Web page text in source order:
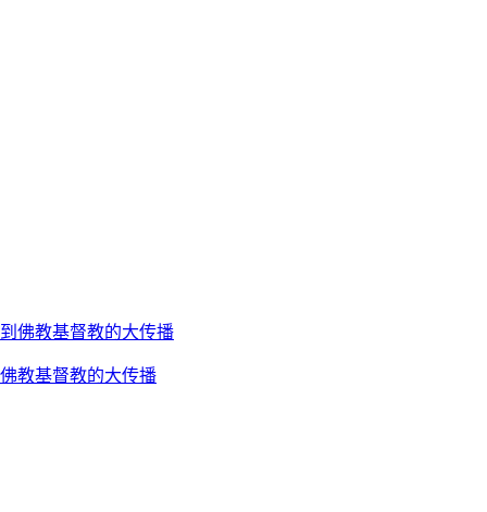
教基督教的大传播